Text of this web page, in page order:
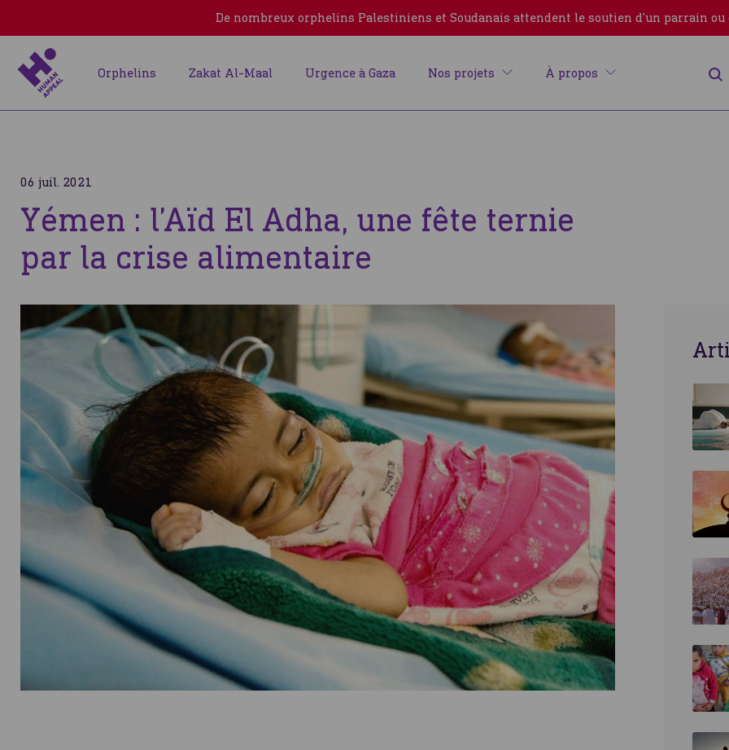
De nombreux orphelins Palestiniens et Soudanais attendent le soutien d'un parrain
Orphelins Zakat Al-Maal Urgence à Gaza Nos projets À propos
06 juil. 2021
Yémen : l’Aïd El Adha, une fête ternie
par la crise alimentaire
Fermer